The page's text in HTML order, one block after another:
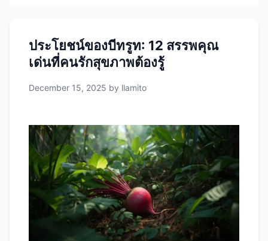
ประโยชน์ของบีทรูท: 12 สรรพคุณ
เด่นที่คนรักสุขภาพต้องรู้
December 15, 2025 by llamito